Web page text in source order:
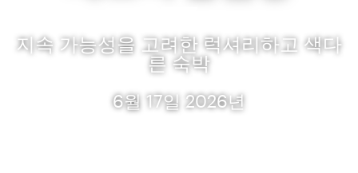
지속 가능성을 고려한 럭셔리하고 색다
른 숙박
6월 17일 2026년